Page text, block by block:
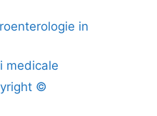
in
medicale
©